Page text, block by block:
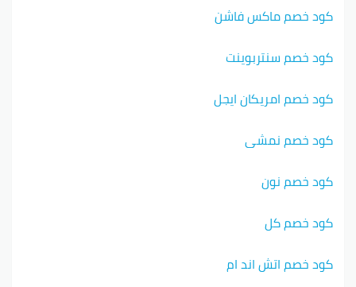
كود خصم ماكس فاشن
كود خصم سنتربوينت
كود خصم امريكان ايجل
كود خصم نمشي
كود خصم نون
كود خصم كل
كود خصم اتش اند ام